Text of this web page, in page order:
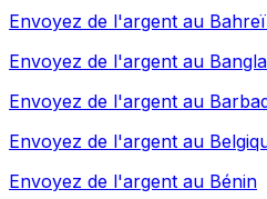
Envoyez de l'argent au
Envoyez de l'argent au
Envoyez de l'argent au
Envoyez de l'argent au
Envoyez de l'argent au Bénin